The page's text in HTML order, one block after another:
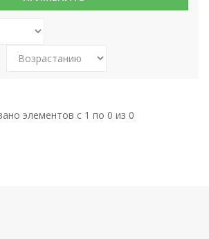
элементов с 1 по 0 из 0